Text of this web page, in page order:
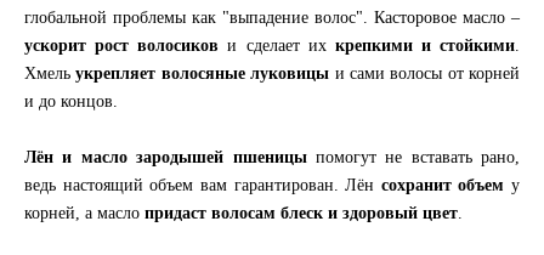
глобальной проблемы как "выпадение волос". Касторовое масло –
ускорит рост волосиков и сделает их крепкими и стойкими
Хмельукрепляет волосяные луковицы и сами волосы от корней
и до концов.
Лён и масло зародышей пшеницыпомогут не вставать рано,
ведь настоящий объем вам гарантирован. Лён сохранит объем у
корней, а масло придаст волосам блеск и здоровый цвет